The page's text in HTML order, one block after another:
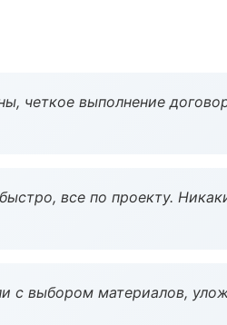
четкое выполнение
все по проекту.
с выбором материалов,